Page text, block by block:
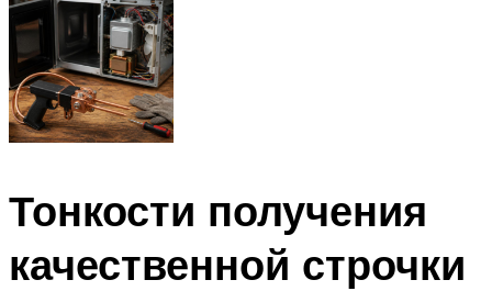
Тонкости получения
качественной строчки